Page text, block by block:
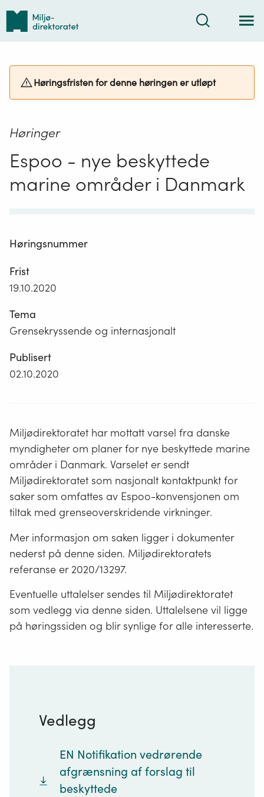
Tilbake
forsiden
Søk
Høringsfristen for denne høringen er utløpt
Høringer
Espoo - nye beskyttede
marine områder i Danmark
Høringsnummer
Frist
19.10.2020
Tema
Grensekryssende og internasjonalt
Publisert
02.10.2020
Miljødirektoratet har mottatt varsel fra danske
myndigheter om planer for nye beskyttede marine
områder i Danmark. Varselet er sendt
Miljødirektoratet som nasjonalt kontaktpunkt for
saker som omfattes av Espoo-konvensjonen om
tiltak med grenseoverskridende virkninger.
Mer informasjon om saken ligger i dokumenter
nederst på denne siden. Miljødirektoratets
referanse er 2020/13297.
Eventuelle uttalelser sendes til Miljødirektoratet
som vedlegg via denne siden. Uttalelsene vil ligge
på høringssiden og blir synlige for alle interesserte.
Vedlegg
EN Notifikation vedrørende
afgrænsning af forslag til
beskyttede